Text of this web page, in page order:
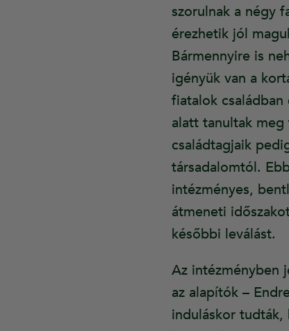
szorulnak a négy
érezhetik jól
Bármennyire is
igényük van a
fiatalok
alatt tanultak meg
családtagjaik
társadalomtól.
intézményes,
átmeneti
későbbi leválást.
Az intézményben
az alapítók –
induláskor tudták,